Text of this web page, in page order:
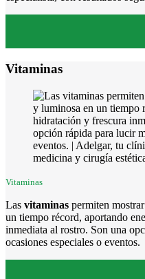
Vitaminas
Vitaminas
Las vitaminas permiten
un tiempo récord, aportando
inmediata al rostro. Son una
ocasiones especiales o eventos.